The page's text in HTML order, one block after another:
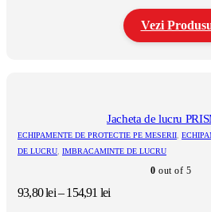
prețuri:
73,30 lei
până
Vezi
variații.
Opțiunile
pot
alese
în
Jacheta de lucru
ECHIPAMENTE DE PROTECTIE PE MESERII
DE LUCRU IMBRACAMINTE DE LUCRU
0 out of 5
93,80lei– 154,91 leiInterval